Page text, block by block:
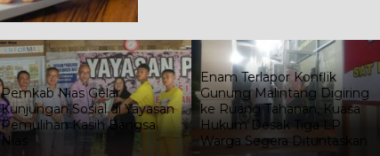
Pemkab Nias Gelar
Kunjungan Sosial di Yayasan
Pemulihan Kasih Bangsa
Nias
Enam Terlapor Konflik
Gunung Malintang Digiring
ke Ruang Tahanan, Kuasa
Hukum Desak Tiga LP
Warga Segera Dituntaskan